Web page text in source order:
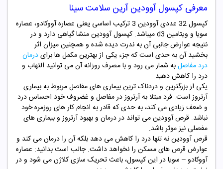
معرفی کپسول آوودین آرین سلامت سینا
کپسول 32 عددی آوودین 3 ترکیب اساسی یعنی عصاره آووکادو، عصاره
سویا و ویتامین d3 میباشد. کپسول آوودین منشا گیاهی دارد و در
نتیجه عوارض جانبی آن به ندرت دیده شده و همچنین میزان اثر
بخشید آن به حدی است که جزء یکی از بهترین مکمل ها برایدرمان
درد مفاصلبه شمار می رود و با مصرف روزانه آن می توانید التهاب و
درد را کاهش دهید.
یکی از بزرگترین و دردناک ترین بیماری های مفاصل مربوط به بیماری
آرتروز است. فرد مبتلا به آرتروز در مفاصل و غضروف خود احساس درد
و ضعف زیادی می کند، به حدی که قادر به انجام کار های روزمره خود
نباشد. قرص آوودین می تواند در درمان و بهبود آرتروز و بیماری های
مفصلی نیز موثر باشد.
قرص آوودین نه تنها درد را کاهش می دهد بلکه آن را درمان می کند و
عوارض قرص های مسکن را نخواهد داشت. جالب است بدانید: عصاره
آووکادو – سویا در این کپسول، باعث تحریک سازی کلاژن می شود و در